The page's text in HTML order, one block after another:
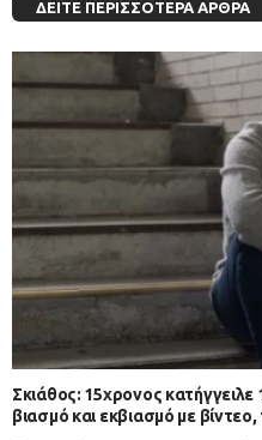
ΔΕΊΤΕ ΠΕΡΙΣΣΌΤΕΡΑ ΆΡΘΡΑ
Σκιάθος: 15χρονος
βιασμό και εκβιασμό με